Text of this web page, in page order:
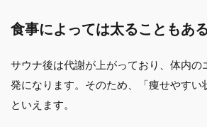
食事によっては太ることもあ
サウナ後は代謝が上がっており、体内の
発になります。そのため、「痩せやすい
といえます。